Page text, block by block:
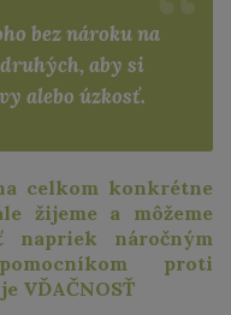
bez nároku na
aby si
alebo úzkosť.
celkom konkrétne
žijeme a môžeme
napriek náročným
proti
VĎAČNOSŤ